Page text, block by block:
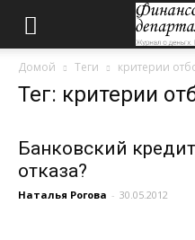
Домой Теги критерии
Тег: критерии
Банковский
отказа?
Наталья Рогова - 30.05.2012